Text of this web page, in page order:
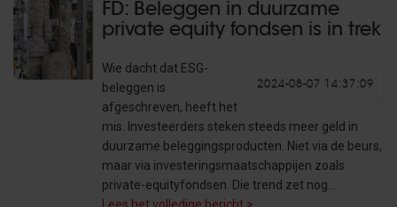
FD: Beleggen in duurzame
private equity fondsen is in trek
2024-08-07 14:37:09
Wie dacht dat ESG-
beleggen is
afgeschreven, heeft het
mis. Investeerders steken steeds meer geld in
duurzame beleggingsproducten. Niet via de beurs,
maar via investeringsmaatschappijen zoals
private-equityfondsen. Die trend zet nog…